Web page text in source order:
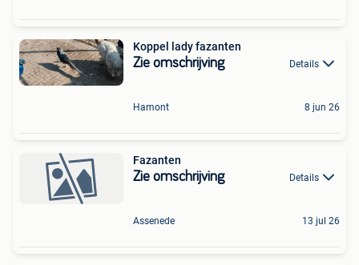
Koppel lady fazanten
Zie omschrijving Details
Hamont 8 jun 26
Fazanten
Zie omschrijving Details
Assenede 13 jul 26